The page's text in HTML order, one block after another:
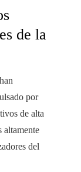
de la
por
de alta
altamente
del